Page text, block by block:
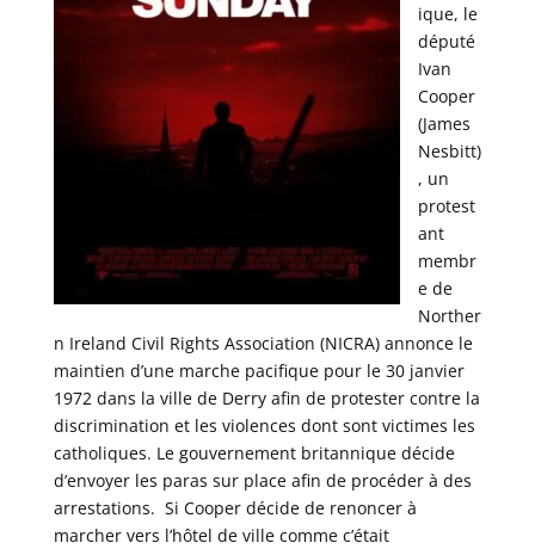
ique, le
député
Ivan
Cooper
(James
Nesbitt)
, un
protest
ant
membr
e de
Norther
n Ireland Civil Rights Association (NICRA) annonce le
maintien d’une marche pacifique pour le 30 janvier
1972 dans la ville de Derry afin de protester contre la
discrimination et les violences dont sont victimes les
catholiques. Le gouvernement britannique décide
d’envoyer les paras sur place afin de procéder à des
arrestations. Si Cooper décide de renoncer à
marcher vers l’hôtel de ville comme c’était